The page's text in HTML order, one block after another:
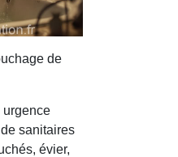
de
urgence
sanitaires
évier,